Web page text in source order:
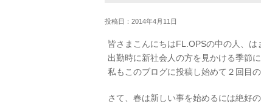
投稿日：2014年4月11日
皆さまこんにちはFL.OPSの中の人、は
出勤時に新社会人の方を見かける季節
私もこのブログに投稿し始めて２回目
さて、春は新しい事を始めるには絶好の